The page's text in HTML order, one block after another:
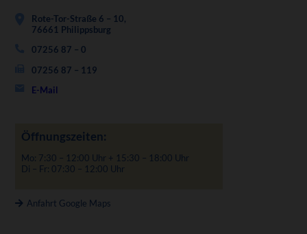
Rote-Tor-Straße 6 – 10,
76661 Philippsburg
07256 87 – 0
07256 87 – 119
E-Mail
Öffnungszeiten:
Mo: 7:30 – 12:00 Uhr + 15:30 – 18:00 Uhr
Di – Fr: 07:30 – 12:00 Uhr
Anfahrt Google Maps